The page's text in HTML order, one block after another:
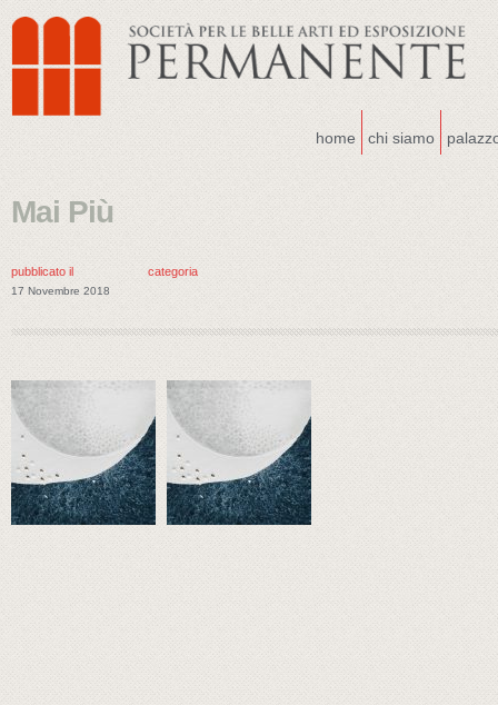
home chi siamo
Mai Più
pubblicato il
17 Novembre 2018
categoria